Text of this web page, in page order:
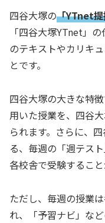
四谷大塚の「YTnet
「四谷大塚YTnet」
のテキストやカリキ
とです。
四谷大塚の大きな特
用いた授業を、四谷
られます。さらに、
る、毎週の「週テス
各校舎で受験すること
ただし、毎週の授業
れ、「予習ナビ」な